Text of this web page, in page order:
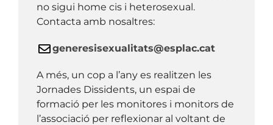
no sigui home cis i heterosexual.
Contacta amb nosaltres:
generesisexualitats@esplac.cat
A més, un cop a l’any es realitzen les
Jornades Dissidents, un espai de
formació per les monitores i monitors de
l’associació per reflexionar al voltant de